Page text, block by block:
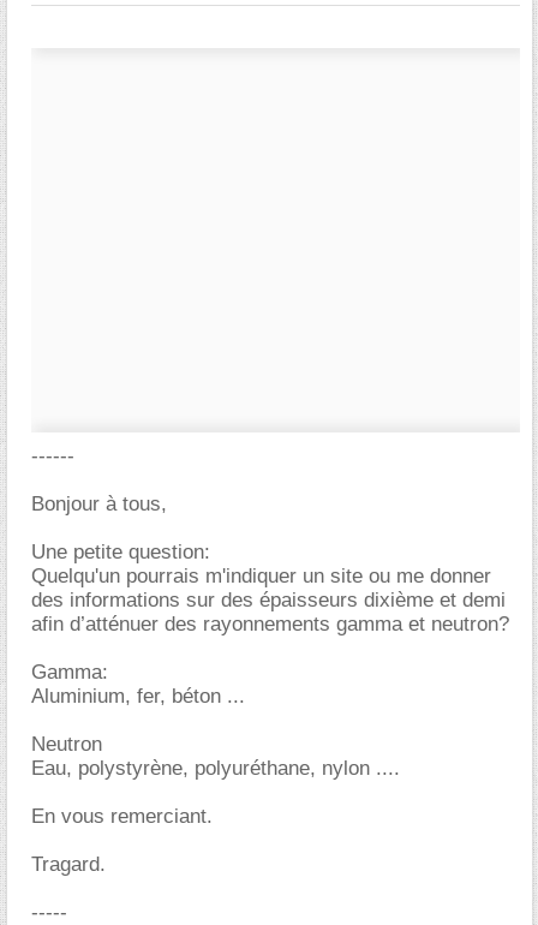
------
Bonjour à tous,
Une petite question:
Quelqu'un pourrais m'indiquer un site ou me donner
des informations sur des épaisseurs dixième et demi
afin d’atténuer des rayonnements gamma et neutron?
Gamma:
Aluminium, fer, béton ...
Neutron
Eau, polystyrène, polyuréthane, nylon ....
En vous remerciant.
Tragard.
-----